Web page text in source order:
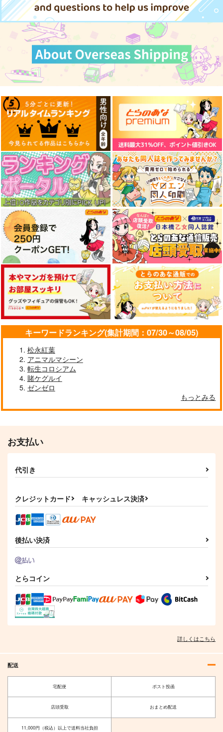
【クリエイティアイラ
スト展】缶バッジセッ
ト pupps
クリエイティア
990円（税込）
サンプル
作品詳細
【クリエイティアイラ
スト展】缶バッジセッ
ト 花咲方茶
クリエイティア
990 （税込）
サンプル
作品詳細
【クリエイティアイラ
スト展】缶バッジセッ
ト so品
クリエイティア
990円（税込）
サンプル
作品詳細
【クリエイティアイラ
スト展】缶バッジセッ
ト サイトー
クリエイティア
（税込）
サンプル
作品詳細
【クリエイティアイラ
スト展】缶バッジセッ
ト ぐらんで
クリエイティア
990円（税込）
【クリエイティアイラ
スト展】缶バッジセッ
ト 加川壱互
クリエイティア
990円（税込）
【クリエイティアイラ
スト展】缶バッジセッ
ト 池上幸輝
クリエイティア
990円（税込）
サンプル
作品詳細
【クリエイティアイラ
ト 甘城なつき
クリエイティア
キーワードランキング(集計期間：07/30～08/05)
松永紅葉
アニマルマシーン
転生コロシアム
賭ケグルイ
ゼンゼロ
もっとみる
お支払い
代引き
クレジットカード キャッシュレス決済
後払い決済
とらコイン
詳しくはこちら
配送
宅配便 ポスト投函
店頭受取 おまとめ配送
11,000円（税込）以上で送料当社負担